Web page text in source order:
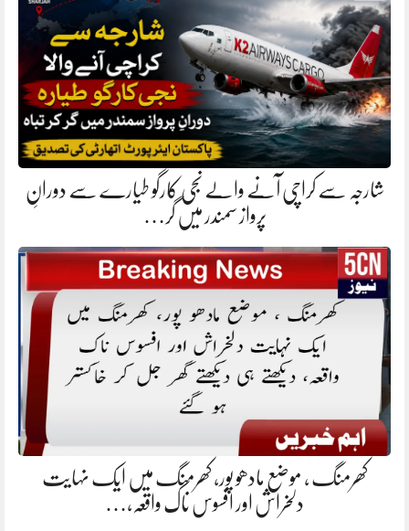
شارجہ سے کراچی آنے والے نجی کارگو طیارے سے دورانِ
پرواز سمندر میں گر…
کھرمنگ ، موضع مادھو پور، کھرمنگ میں ایک نہایت
دلخراش اور افسوس ناک واقعہ،…